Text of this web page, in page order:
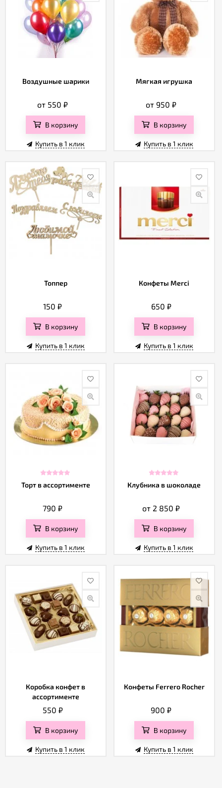
Воздушные шарики
от 550₽
В корзину
Купить в 1 клик
Мягкая игрушка
от 950₽
В корзину
Купить в 1 клик
Топпер
150₽
В корзину
Купить в 1 клик
Конфеты Merci
650 ₽
В корзину
Купить в 1 клик
Торт в ассортименте
790₽
В корзину
Купить в 1 клик
Клубника в шоколаде
от 2 850₽
В корзину
Купить в 1 клик
Коробка конфет в
ассортименте
550 ₽
В корзину
Купить в 1 клик
Конфеты Ferrero Rocher
900₽
В корзину
Купить в 1 клик